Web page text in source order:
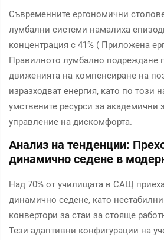
Съвременните ергономични
лумбални системи намалиха
концентрация с 41% ( Приложена
Правилното лумбално подреждане
движенията на компенсиране на
изразходват енергия, като по този
умствените ресурси за академични
управление на дискомфорта.
Анализ на тенденции:
динамично седене в
Над 70% от училищата в САЩ
динамично седене, като
конвертори за стаи за стояще
Тези адаптивни конфигурации на